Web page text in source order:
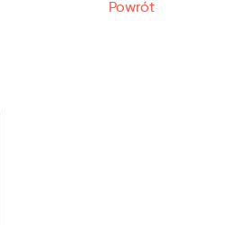
Powrót